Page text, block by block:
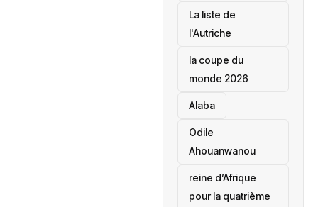
‎La liste de
l'Autriche
la coupe du
monde 2026
Alaba
Odile
Ahouanwanou
reine d’Afrique
pour la quatrième